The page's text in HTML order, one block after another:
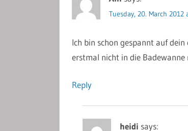
Tuesday, 20. March 2012
Ich bin schon gespannt auf
erstmal nicht in die Badewanne
Reply
heidi says: